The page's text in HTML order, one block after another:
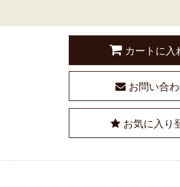
カートに入
お問い合
お気に入り